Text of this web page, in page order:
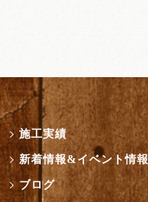
施工実績
新着情報&イベント情報
ブログ